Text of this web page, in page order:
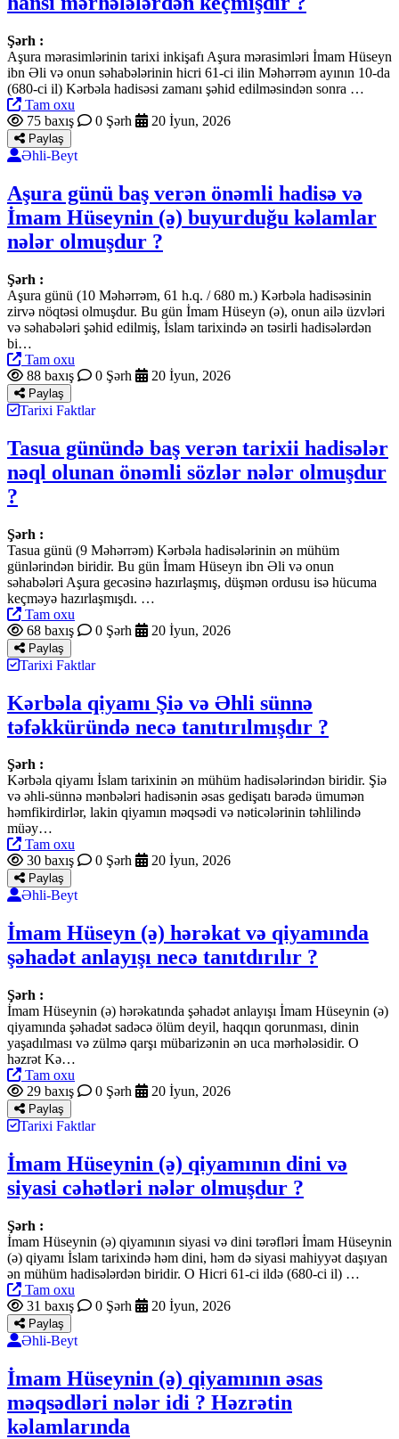
Şərh :
Aşura mərasimlərinin tarixi inkişafı Aşura mərasimləri İmam Hüseyn
ibn Əli və onun səhabələrinin hicri 61-ci ilin Məhərrəm ayının 10-da
(680-ci il) Kərbəla hadisəsi zamanı şəhid edilməsindən sonra …
Tam oxu
75 baxış
0 Şərh 20 İyun, 2026
Paylaş
Əhli-Beyt
Aşura günü baş verən önəmli hadisə və
İmam Hüseynin (ə) buyurduğu kəlamlar
nələr olmuşdur ?
Şərh :
Aşura günü (10 Məhərrəm, 61 h.q. / 680 m.) Kərbəla hadisəsinin
zirvə nöqtəsi olmuşdur. Bu gün İmam Hüseyn (ə), onun ailə üzvləri
və səhabələri şəhid edilmiş, İslam tarixində ən təsirli hadisələrdən
bi…
Tam oxu
88 baxış
0 Şərh 20 İyun, 2026
Paylaş
Tarixi Faktlar
Tasua günündə baş verən tarixii hadisələr
nəql olunan önəmli sözlər nələr olmuşdur
?
Şərh :
Tasua günü (9 Məhərrəm) Kərbəla hadisələrinin ən mühüm
günlərindən biridir. Bu gün İmam Hüseyn ibn Əli və onun
səhabələri Aşura gecəsinə hazırlaşmış, düşmən ordusu isə hücuma
keçməyə hazırlaşmışdı. …
Tam oxu
68 baxış
0 Şərh 20 İyun, 2026
Paylaş
Tarixi Faktlar
Kərbəla qiyamı Şiə və Əhli sünnə
təfəkküründə necə tanıtırılmışdır ?
Şərh :
Kərbəla qiyamı İslam tarixinin ən mühüm hadisələrindən biridir. Şiə
və əhli-sünnə mənbələri hadisənin əsas gedişatı barədə ümumən
həmfikirdirlər, lakin qiyamın məqsədi və nəticələrinin təhlilində
müəy…
Tam oxu
30 baxış
0 Şərh 20 İyun, 2026
Paylaş
Əhli-Beyt
İmam Hüseyn (ə) hərəkat və qiyamında
şəhadət anlayışı necə tanıtdırılır ?
Şərh :
İmam Hüseynin (ə) hərəkatında şəhadət anlayışı İmam Hüseynin (ə)
qiyamında şəhadət sadəcə ölüm deyil, haqqın qorunması, dinin
yaşadılması və zülmə qarşı mübarizənin ən uca mərhələsidir. O
həzrət Kə…
Tam oxu
29 baxış
0 Şərh 20 İyun, 2026
Paylaş
Tarixi Faktlar
İmam Hüseynin (ə) qiyamının dini və
siyasi cəhətləri nələr olmuşdur ?
Şərh :
İmam Hüseynin (ə) qiyamının siyasi və dini tərəfləri İmam Hüseynin
(ə) qiyamı İslam tarixində həm dini, həm də siyasi mahiyyət daşıyan
ən mühüm hadisələrdən biridir. O Hicri 61-ci ildə (680-ci il) …
Tam oxu
31 baxış
0 Şərh 20 İyun, 2026
Paylaş
Əhli-Beyt
İmam Hüseynin (ə) qiyamının əsas
məqsədləri nələr idi ? Həzrətin
kəlamlarında